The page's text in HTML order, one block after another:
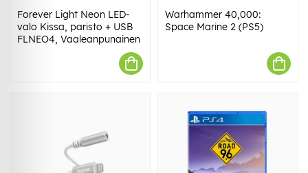
Forever Light Neon LED-
valo Kissa, paristo + USB
FLNEO4, Vaaleanpunainen
Warhammer 40,000:
Space Marine 2 (PS5)